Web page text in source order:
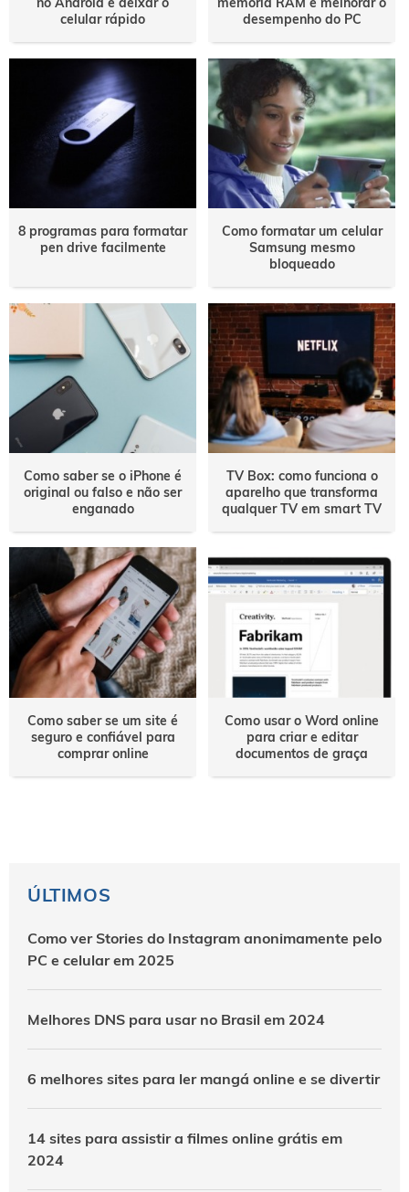
celular rápido
desempenho do PC
8 programas para formatar
pen drive facilmente
Como formatar um celular
Samsung mesmo
bloqueado
Como saber se o iPhone é
original ou falso e não ser
enganado
TV Box: como funciona o
aparelho que transforma
qualquer TV em smart TV
Como saber se um site é
seguro e confiável para
comprar online
Como usar o Word online
para criar e editar
documentos de graça
ÚLTIMOS
Como ver Stories do Instagram anonimamente pelo
PC e celular em 2025
Melhores DNS para usar no Brasil em 2024
6 melhores sites para ler mangá online e se divertir
14 sites para assistir a filmes online grátis em
2024